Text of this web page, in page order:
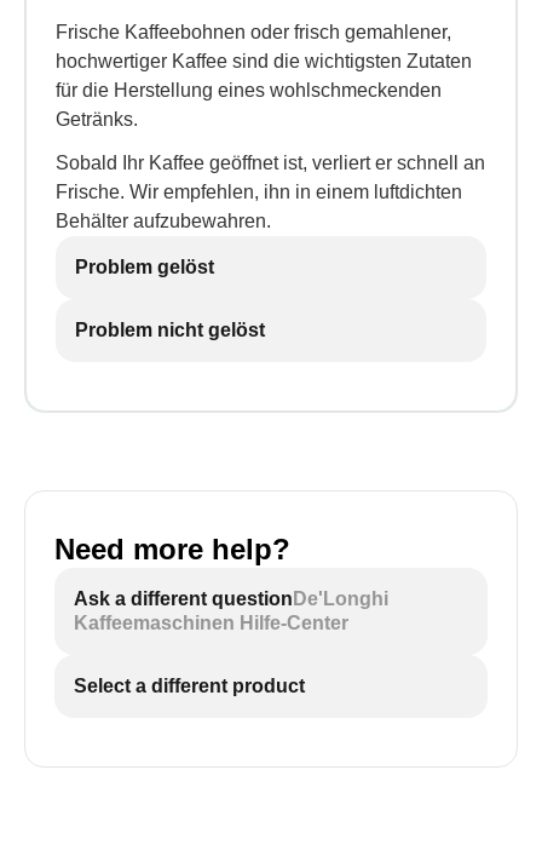
Frische Kaffeebohnen oder frisch gemahlener,
hochwertiger Kaffee sind die wichtigsten Zutaten
für die Herstellung eines wohlschmeckenden
Getränks.
Sobald Ihr Kaffee geöffnet ist, verliert er schnell an
Frische. Wir empfehlen, ihn in einem luftdichten
Behälter aufzubewahren.
Problem gelöst
Problem nicht gelöst
Need more help?
Ask a different question De'Longhi
Kaffeemaschinen Hilfe-Center
Select a different product